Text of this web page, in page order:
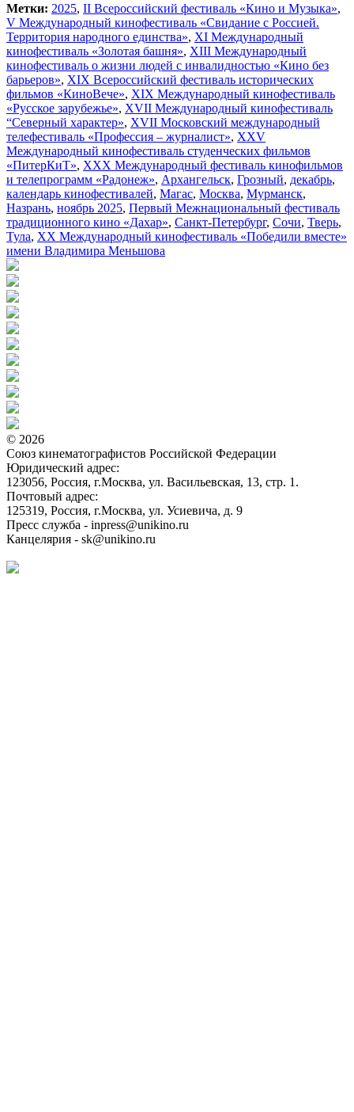
Метки: 2025, II Всероссийский фестиваль «Кино и Музыка»,
V Международный кинофестиваль «Свидание с Россией.
Территория народного единства», XI Международный
кинофестиваль «Золотая башня», XIII Международный
кинофестиваль о жизни людей с инвалидностью «Кино без
барьеров», XIX Всероссийский фестиваль исторических
фильмов «КиноВече», XIX Международный кинофестиваль
«Русское зарубежье», XVII Международный кинофестиваль
“Северный характер», XVII Московский международный
телефестиваль «Профессия – журналист», XXV
Международный кинофестиваль студенческих фильмов
«ПитерКиТ», XXX Международный фестиваль кинофильмов
и телепрограмм «Радонеж», Архангельск, Грозный, декабрь,
календарь кинофестивалей, Магас, Москва, Мурманск,
Назрань, ноябрь 2025, Первый Межнациональный фестиваль
традиционного кино «Дахар», Санкт-Петербург, Сочи, Тверь,
Тула, ХХ Международный кинофестиваль «Победили вместе»
имени Владимира Меньшова
© 2026
Союз кинематографистов Российской Федерации
Юридический адрес:
123056, Россия, г.Москва, ул. Васильевская, 13, стр. 1.
Почтовый адрес:
125319, Россия, г.Москва, ул. Усиевича, д. 9
Пресс служба - inpress@unikino.ru
Канцелярия - sk@unikino.ru